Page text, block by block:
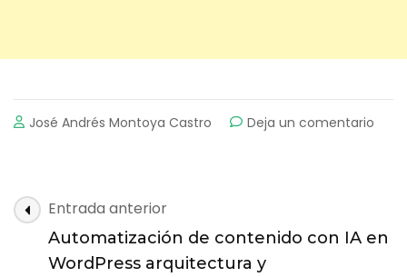
José Andrés Montoya Castro Deja un comentario
en
Navegación
de
entradas
Entrada anterior
Automatización de contenido con IA en
WordPress arquitectura y